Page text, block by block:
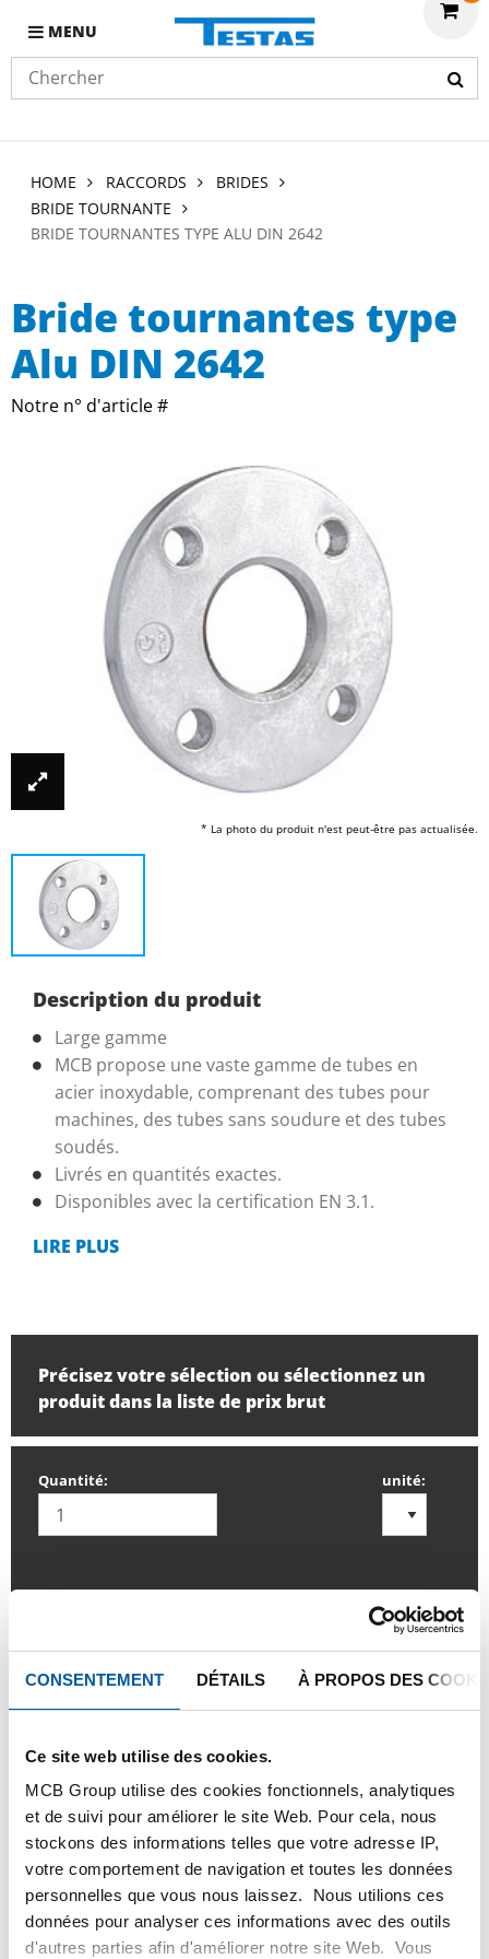
CONSENTEMENT DÉTAILS À PROPOS DES
Ce site web utilise des cookies.
MCB Group utilise des cookies fonctionnels, analytiques
et de suivi pour améliorer le site Web. Pour cela, nous
stockons des informations telles que votre adresse IP,
votre comportement de navigation et toutes les données
personnelles que vous nous laissez. Nous utilions ces
données pour analyser ces informations avec des outils
d'autres parties afin d'améliorer notre site Web. Vous
MENU
HOME RACCORDS
BRIDES
BRIDE TOURNANTE
BRIDE TOURNANTES TYPE ALU DIN 2642
Bride tournantes type
Alu DIN 2642
Notre n° d'article #
* La photo du produit n'est peut-être pas actualisée.
Description du produit
Large gamme
MCB propose une vaste gamme de tubes en
acier inoxydable, comprenant des tubes pour
machines, des tubes sans soudure et des tubes
soudés.
Livrés en quantités exactes.
Disponibles avec la certification EN 3.1.
LIRE PLUS
Précisez votre sélection ou sélectionnez un
produit dans la liste de prix brut
Quantité: unité:
Veuillez vous connecter afin de pouvoir passer
commande
Commandez avec vos propres numéros d’articles
Calculez avec les prix actuels de Testas
Suivez votre commande avec Track&Trace